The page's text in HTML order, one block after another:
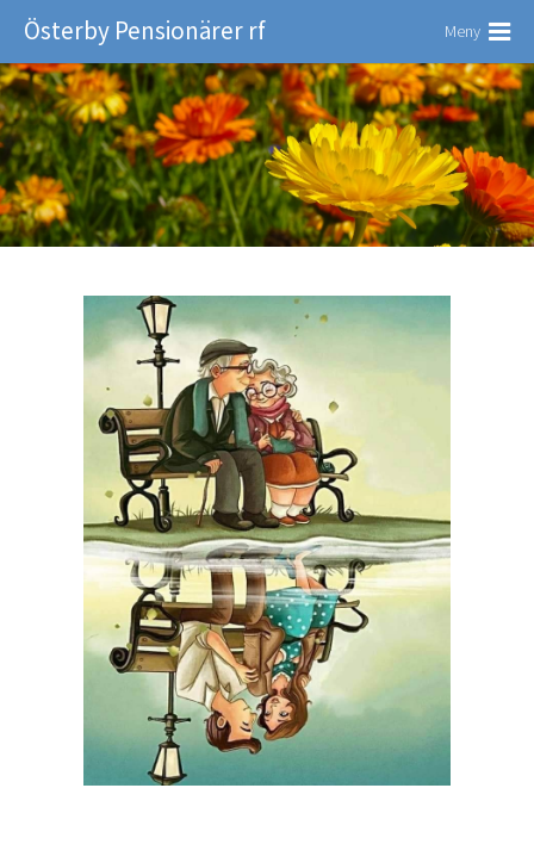
Österby Pensionärer rf Meny